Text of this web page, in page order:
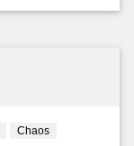
Chaos